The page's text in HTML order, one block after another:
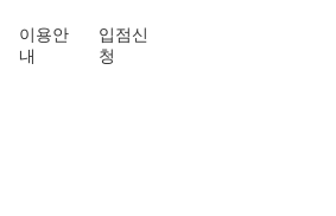
이용안
내
입점신
청